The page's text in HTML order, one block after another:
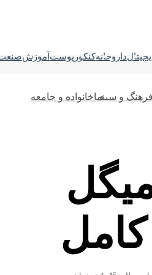
داروخانهکنکور پوست آموزش
فرهنگ و سینماخانواده و جامعه